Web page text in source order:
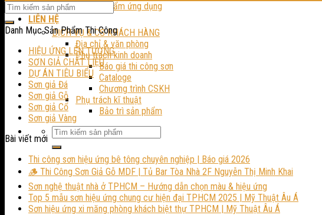
Bài sản phẩm ứng dụng
LIÊN HỆ
DỊCH VỤ & CS KHÁCH HÀNG
Địa chỉ & văn phòng
Phụ trách kinh doanh
Báo giá thi công sơn
Cataloge
Chương trình CSKH
Phụ trách kĩ thuật
Bảo trì sản phẩm
Danh Mục Sản Phẩm Thi Công
HIỆU ỨNG LÊN TƯỜNG
SƠN GIẢ CHẤT LIỆU
DỰ ÁN TIÊU BIỂU
Sơn giả Đá
Sơn giả Gỗ
Sơn giả Cổ
Sơn giả Vàng
Bài viết mới
Thi công sơn hiệu ứng bê tông chuyên nghiệp | Báo giá 2026
🪵 Thi Công Sơn Giả Gỗ MDF | Tủ Bar Tòa Nhà 2F Nguyễn Thị Minh Khai
Sơn nghệ thuật nhà ở TPHCM – Hướng dẫn chọn màu & hiệu ứng
Top 5 mẫu sơn hiệu ứng chung cư hiện đại TPHCM 2025 | Mỹ Thuật Âu Á
Sơn hiệu ứng xi măng phòng khách biệt thự TPHCM | Mỹ Thuật Âu Á